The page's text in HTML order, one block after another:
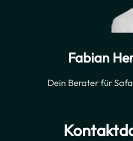
Fabian
Dein Berater für